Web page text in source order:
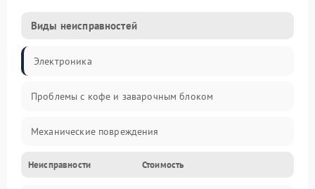
Виды неисправностей
Электроника
Проблемы с кофе и заварочным блоком
Механические повреждения
Прочие неисправности
Неисправности Стоимость